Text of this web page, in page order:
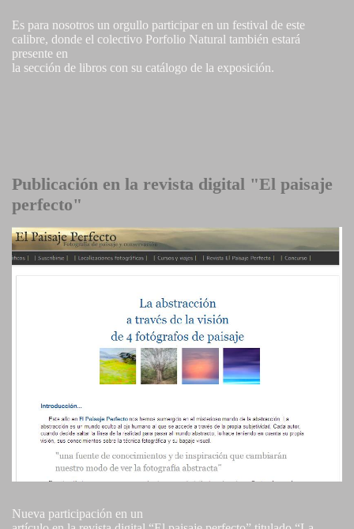
Es para nosotros un orgullo participar en un festival de este
calibre, donde el colectivo Porfolio Natural también estará
presente en
la sección de libros con su catálogo de la exposición.
Publicación en la revista digital "El paisaje
perfecto"
Nueva participación en un